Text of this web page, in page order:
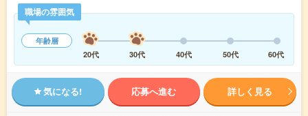
職場の雰囲気
年齢層
20代
30代 40代 50代 60代
気になる! 応募へ進む 詳しく見る